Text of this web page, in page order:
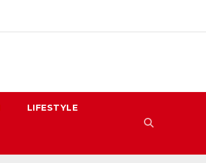
LIFESTYLE